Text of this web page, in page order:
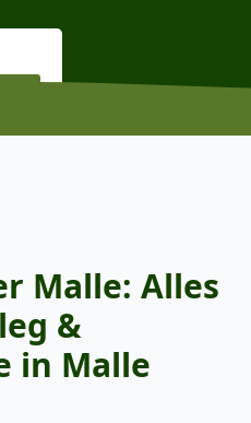
Malle: Alles
&
in Malle